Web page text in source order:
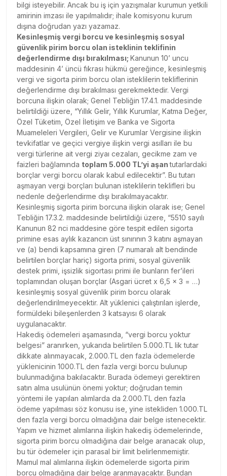
bilgi isteyebilir. Ancak bu iş için yazışmalar kurumun yetkili
amirinin imzası ile yapılmalıdır; ihale komisyonu kurum
dışına doğrudan yazı yazamaz.
Kesinleşmiş vergi borcu ve kesinleşmiş sosyal
güvenlik pirim borcu olan isteklinin teklifinin
değerlendirme dışı bırakılması; Kanunun 10’ uncu
maddesinin 4’ üncü fıkrası hükmü gereğince, kesinleşmiş
vergi ve sigorta pirim borcu olan isteklilerin tekliflerinin
değerlendirme dışı bırakılması gerekmektedir. Vergi
borcuna ilişkin olarak; Genel Tebliğin 17.4.1. maddesinde
belirtildiği üzere, “Yıllık Gelir, Yıllık Kurumlar, Katma Değer,
Özel Tüketim, Özel İletişim ve Banka ve Sigorta
Muameleleri Vergileri, Gelir ve Kurumlar Vergisine ilişkin
tevkifatlar ve geçici vergiye ilişkin vergi asılları ile bu
vergi türlerine ait vergi ziyaı cezaları, gecikme zam ve
faizleri bağlamında toplam 5.000 TL’yi aşantutarlardaki
borçlar vergi borcu olarak kabul edilecektir”. Bu tutarı
aşmayan vergi borçları bulunan isteklilerin teklifleri bu
nedenle değerlendirme dışı bırakılmayacaktır.
Kesinleşmiş sigorta pirim borcuna ilişkin olarak ise; Genel
Tebliğin 17.3.2. maddesinde belirtildiği üzere, “5510 sayılı
Kanunun 82 nci maddesine göre tespit edilen sigorta
primine esas aylık kazancın üst sınırının 3 katını aşmayan
ve (a) bendi kapsamına giren (7 numaralı alt bendinde
belirtilen borçlar hariç) sigorta primi, sosyal güvenlik
destek primi, işsizlik sigortası primi ile bunların fer’ileri
toplamından oluşan borçlar (Asgari ücret x 6,5 x 3 = …)
kesinleşmiş sosyal güvenlik pirim borcu olarak
değerlendirilmeyecektir. Alt yüklenici çalıştırılan işlerde,
formüldeki bileşenlerden 3 katsayısı 6 olarak
uygulanacaktır.
Hakediş ödemeleri aşamasında, “vergi borcu yoktur
belgesi” aranırken, yukarıda belirtilen 5.000.TL lik tutar
dikkate alınmayacak, 2.000.TL den fazla ödemelerde
yüklenicinin 1000.TL den fazla vergi borcu bulunup
bulunmadığına bakılacaktır. Burada ödemeyi gerektiren
satın alma usulünün önemi yoktur; doğrudan temin
yöntemi ile yapılan alımlarda da 2.000.TL den fazla
ödeme yapılması söz konusu ise, yine istekliden 1.000.TL
den fazla vergi borcu olmadığına dair belge istenecektir.
Yapım ve hizmet alımlarına ilişkin hakediş ödemelerinde,
sigorta pirim borcu olmadığına dair belge aranacak olup,
bu tür ödemeler için parasal bir limit belirlenmemiştir.
Mamul mal alımlarına ilişkin ödemelerde sigorta pirim
borcu olmadığına dair belge aranmayacaktır. Bundan